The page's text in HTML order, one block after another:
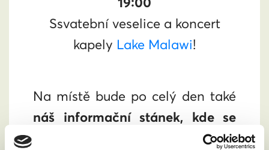
Ssvatební veselice a koncert
kapely Lake Malawi!
Na místě bude po celý den také
náš informační stánek, kde se
dozvíte vše o aktuální situaci